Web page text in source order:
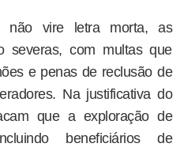
não vire letra morta, as
severas, com multas que
e penas de reclusão de
Na justificativa do
que a exploração de
beneficiários de